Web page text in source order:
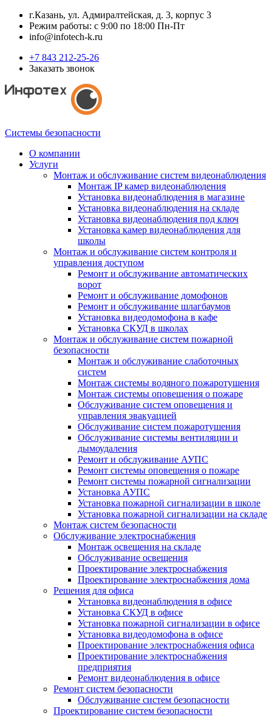
г.Казань, ул. Адмиралтейская, д. 3, корпус 3
Режим работы: с 9:00 по 18:00 Пн-Пт
info@infotech-k.ru
+7 843 212-25-26
Заказать звонок
Системы безопасности
О компании
Услуги
Монтаж и обслуживание систем видеонаблюдения
Монтаж IP камер видеонаблюдения
Установка видеонаблюдения в магазине
Установка видеонаблюдения на складе
Установка видеонаблюдения под ключ
Установка камер видеонаблюдения для
школы
Монтаж и обслуживание систем контроля и
управления доступом
Ремонт и обслуживание автоматических
ворот
Ремонт и обслуживание домофонов
Ремонт и обслуживание шлагбаумов
Установка видеодомофона в кафе
Установка СКУД в школах
Монтаж и обслуживание систем пожарной
безопасности
Монтаж и обслуживание слаботочных
систем
Монтаж системы водяного пожаротушения
Монтаж системы оповещения о пожаре
Обслуживание систем оповещения и
управления эвакуацией
Обслуживание систем пожаротушения
Обслуживание системы вентиляции и
дымоудаления
Ремонт и обслуживание АУПС
Ремонт системы оповещения о пожаре
Ремонт системы пожарной сигнализации
Установка АУПС
Установка пожарной сигнализации в школе
Установка пожарной сигнализации на складе
Монтаж систем безопасности
Обслуживание электроснабжения
Монтаж освещения на складе
Обслуживание освещения
Проектирование электроснабжения
Проектирование электроснабжения дома
Решения для офиса
Установка видеонаблюдения в офисе
Установка СКУД в офисе
Установка пожарной сигнализации в офисе
Установка видеодомофона в офисе
Проектирование электроснабжения офиса
Проектирование электроснабжения
предприятия
Ремонт видеонаблюдения в офисе
Ремонт систем безопасности
Обслуживание систем безопасности
Проектирование систем безопасности